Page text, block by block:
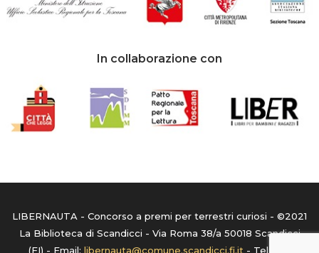
In collaborazione con
LIBERNAUTA - Concorso a premi per terrestri curiosi - ©2021
La Biblioteca di Scandicci - Via Roma 38/a 50018 Scandicci
(FI) - Email: libernauta@comune.scandicci.fi.it - Tel: